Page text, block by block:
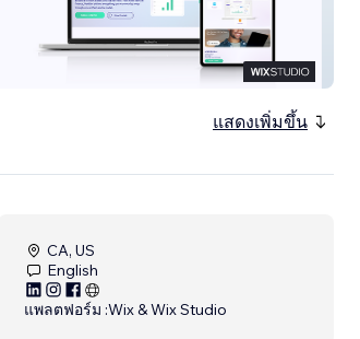
แสดงเพิ่มขึ้น
CA, US
English
แพลตฟอร์ม :Wix & Wix Studio